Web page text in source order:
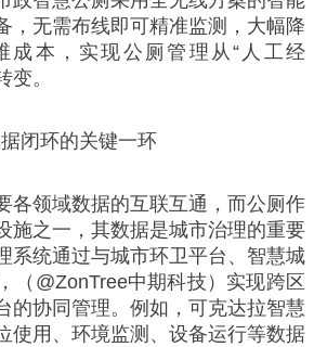
，无需布线即可精准监测，大幅降
成本，实现公厕管理从“人工经
变。
闭环的关键一环
各领域数据的互联互通，而公厕作
施之一，其数据是城市治理的重要
系统通过与城市环卫平台、智慧城
（@ZonTree中期科技）实现跨区
的协同管理。例如，可克达拉智慧
使用、环境监测、设备运行等数据